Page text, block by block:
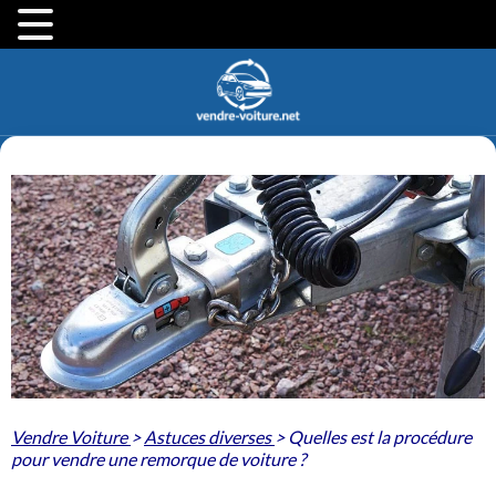
Vendre Voiture >Astuces diverses > Quelles est la procédure
pour vendre une remorque de voiture ?